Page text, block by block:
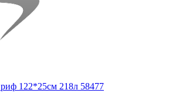
122*25см 218л 58477